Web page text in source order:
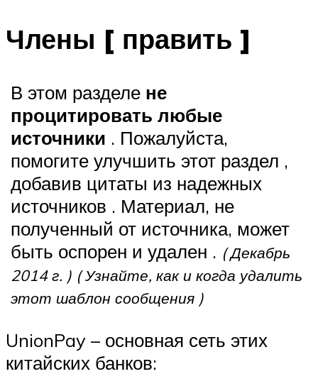
Члены [ править ]
В этом разделе не
процитировать любые
источники . Пожалуйста,
помогите улучшить этот раздел ,
добавив цитаты из надежных
источников . Материал, не
полученный от источника, может
быть оспорен и удален . ( Декабрь
2014 г. ) ( Узнайте, как и когда удалить
этот шаблон сообщения )
UnionPay – основная сеть этих
китайских банков: